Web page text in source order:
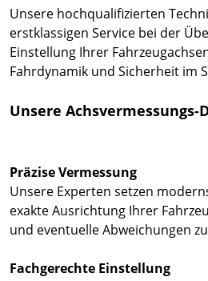
Unsere hochqualifizierten
erstklassigen Service bei der
Einstellung Ihrer
Fahrdynamik und Sicherheit im
Unsere
Präzise Vermessung
Unsere Experten setzen
exakte Ausrichtung Ihrer
und eventuelle Abweichungen
Fachgerechte Einstellung